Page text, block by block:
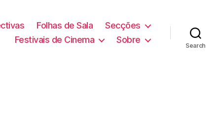
Folhas de Sala
Secções
Festivais de Cinema
Sobre
Search